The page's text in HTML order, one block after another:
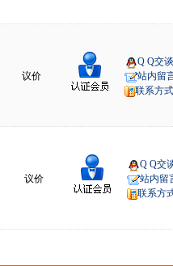
议价
Q Q交谈
站内留
联系方式
议价
Q Q交
站内留
联系方